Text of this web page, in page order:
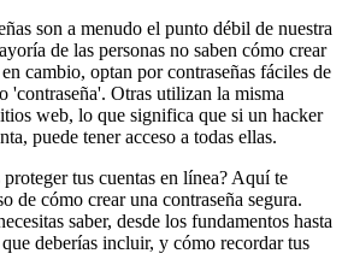
son a menudo el punto débil de nuestra
de las personas no saben cómo crear
cambio, optan por contraseñas fáciles de
'contraseña'. Otras utilizan la misma
web, lo que significa que si un hacker
puede tener acceso a todas ellas.
tus cuentas en línea? Aquí te
de cómo crear una contraseña segura.
saber, desde los fundamentos hasta
deberías incluir, y cómo recordar tus